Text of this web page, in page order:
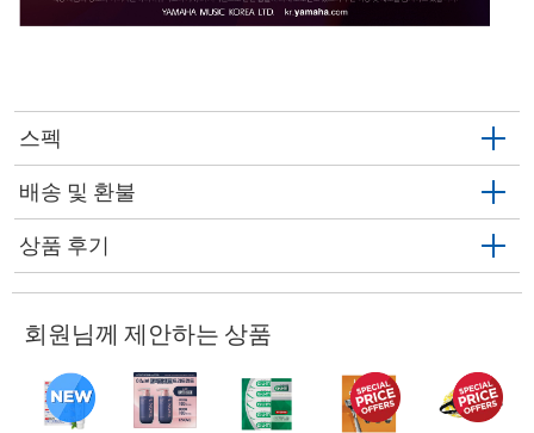
스펙
배송 및 환불
상품 후기
회원님께 제안하는 상품